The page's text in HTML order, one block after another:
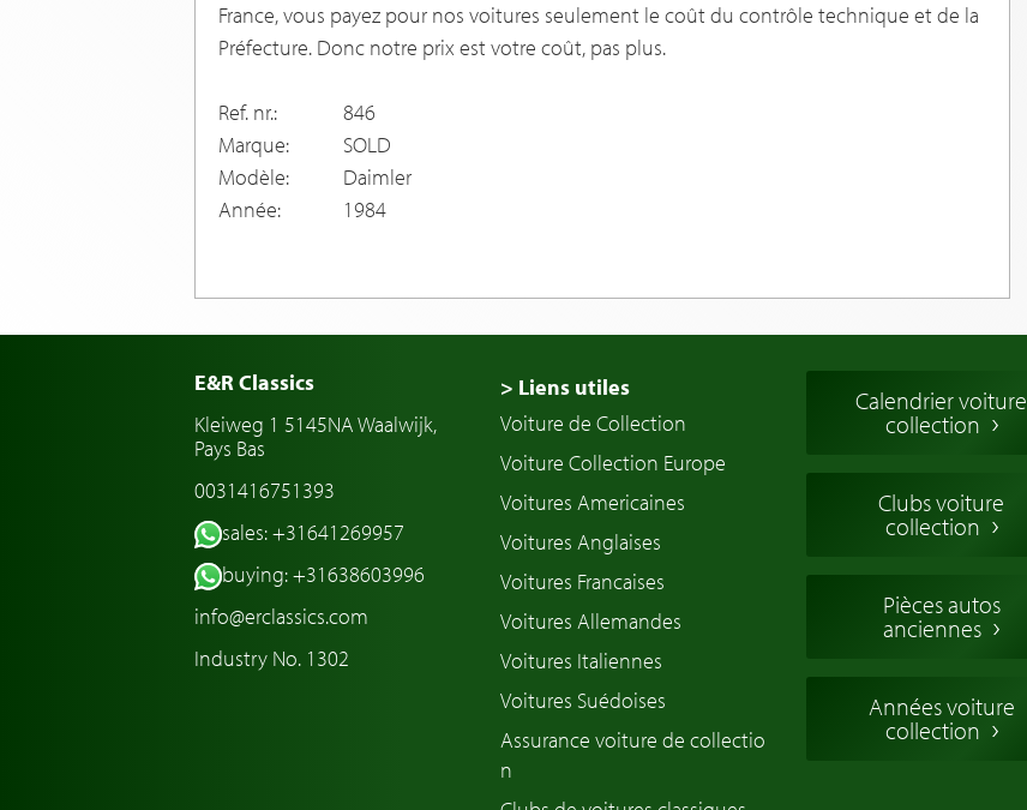
France, vous payez pour nos voitures seulement le coût du contrôle technique et de la
Préfecture. Donc notre prix est votre coût, pas plus.
Ref. nr.:
846
Marque:
SOLD
Modèle:
Daimler
Année:
1984
E&R Classics
Kleiweg 1 5145NA Waalwijk,
Pays Bas
0031416751393
sales: +31641269957
buying: +31638603996
info@erclassics.com
Industry No. 1302
> Liens utiles
Voiture de Collection
Voiture Collection Europe
Voitures Americaines
Voitures Anglaises
Voitures Francaises
Voitures Allemandes
Voitures Italiennes
Voitures Suédoises
Assurance voiture de collectio
n
Calendrier voiture
collection
Clubs voiture
collection
Pièces autos
anciennes
Années voiture
collection